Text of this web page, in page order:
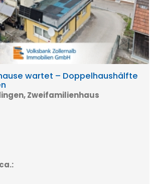
wartet – Doppelhaushälfte
Zweifamilienhaus